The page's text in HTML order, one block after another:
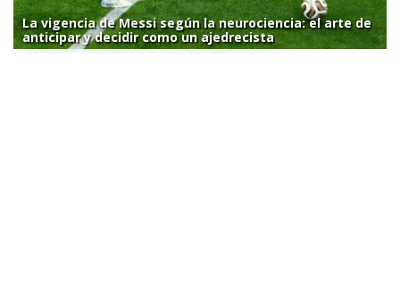
La vigencia de Messi según la neurociencia: el arte de
anticipar y decidir como un ajedrecista